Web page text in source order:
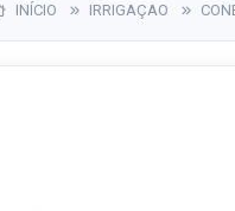
INÍCIO IRRIGAÇAO